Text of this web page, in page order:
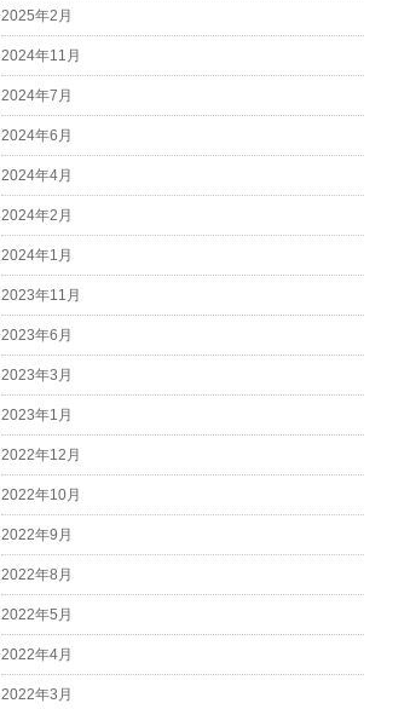
2025年2月
2024年11月
2024年7月
2024年6月
2024年4月
2024年2月
2024年1月
2023年11月
2023年6月
2023年3月
2023年1月
2022年12月
2022年10月
2022年9月
2022年8月
2022年5月
2022年4月
2022年3月